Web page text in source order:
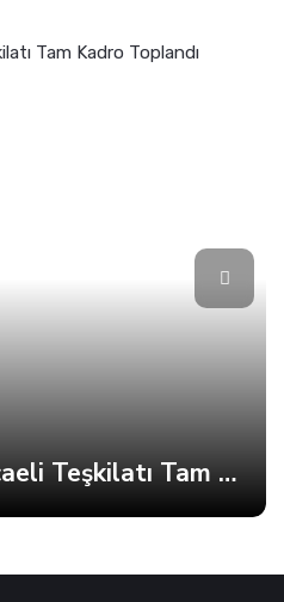
Anahtar Parti Kocaeli Teşkilatı Tam Kadro Toplandı